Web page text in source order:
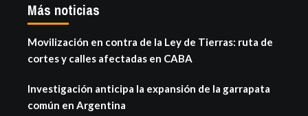
Más noticias
Movilización en contra de la Ley de Tierras: ruta de
cortes y calles afectadas en CABA
Investigación anticipa la expansión de la garrapata
común en Argentina